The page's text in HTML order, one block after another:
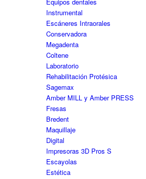
Instrumental
Escáneres Intraorales
Conservadora
Megadenta
Coltene
Laboratorio
Rehabilitación Protésica
Sagemax
Amber MILL y Amber PRESS
Fresas
Bredent
Maquillaje
Digital
Impresoras 3D Pros S
Escayolas
Estética